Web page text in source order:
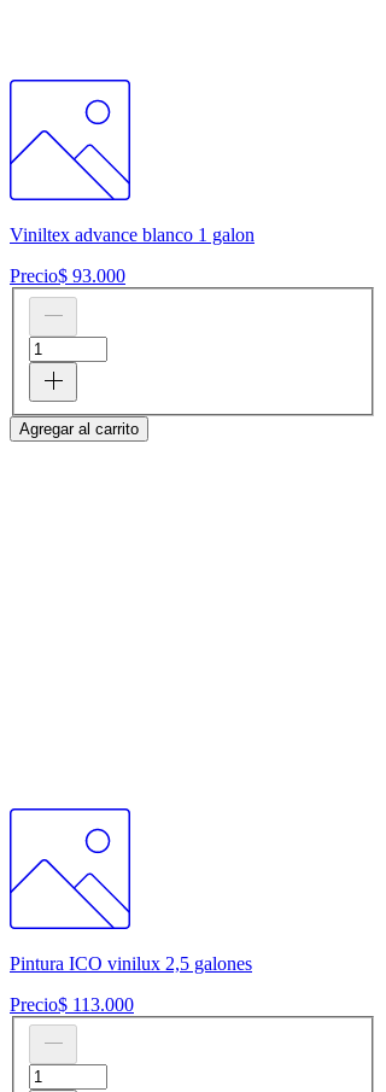
Viniltex advance blanco 1 galon
Precio$ 93.000
Agregar al carrito
Pintura ICO vinilux 2,5 galones
Precio$ 113.000